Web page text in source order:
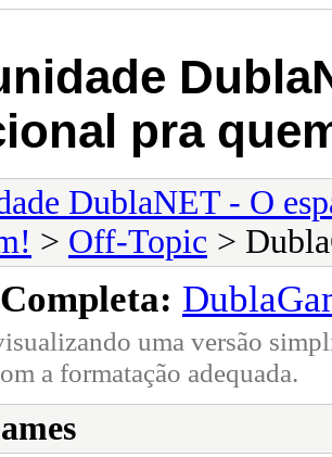
pra
DublaNET - O
> Off-Topic >
uma versão
a formatação adequada.